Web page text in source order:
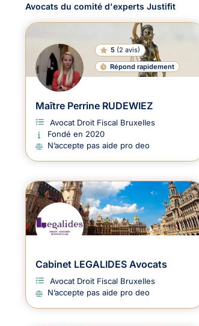
Avocats du comité d'experts Justifit
5 (2 avis)
Répond rapidement
Maître Perrine RUDEWIEZ
Avocat Droit Fiscal Bruxelles
Fondé en 2020
N’accepte pas aide pro deo
Cabinet LEGALIDES Avocats
Avocat Droit Fiscal Bruxelles
N’accepte pas aide pro deo